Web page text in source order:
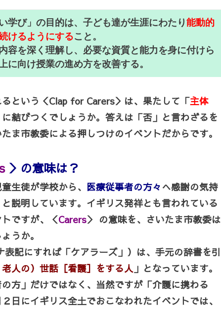
学び」の目的は、子ども達が生涯にわたり能動的
けるようにすること。
容を深く理解し、必要な資質と能力を身に付けら
に向け授業の進め方を改善する。
という＜Clap for Carers＞は、果たして「主体
に結びつくでしょうか。答えは「否」と言わざるを
ま市教委による押しつけのイベントだからです。
＞の意味は？
生徒が学校から、 医療従事者の方々へ感謝の気持
説明しています。イギリス発祥とも言われている
トですが、＜Carers＞ の意味を、さいたま市教委は
うか。
表記にすれば「ケアラーズ」）は、手元の辞書を引
老人の）世話［看護］をする人 」となっています。
方」だけではなく、当然ですが「介護に携わる
日にイギリス全土でおこなわれたイベントでは、